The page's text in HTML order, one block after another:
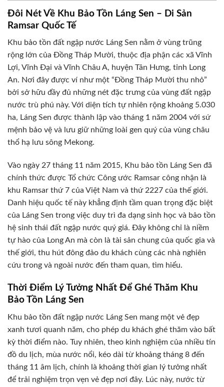
Đôi Nét Về Khu Bảo Tồn Láng Sen – Di Sản
Ramsar Quốc Tế
Khu bảo tồn đất ngập nước Láng Sen nằm ở vùng trũng
rộng lớn của Đồng Tháp Mười, thuộc địa phận các xã Vĩnh
Lợi, Vĩnh Đại và Vĩnh Châu A, huyện Tân Hưng, tỉnh Long
An. Nơi đây được ví như một “Đồng Tháp Mười thu nhỏ”
bởi sở hữu đầy đủ những nét đặc trưng của vùng đất ngập
nước trù phú này. Với diện tích tự nhiên rộng khoảng 5.030
ha, Láng Sen được thành lập vào tháng 1 năm 2004 với sứ
mệnh bảo vệ và lưu giữ những loài gen quý của vùng châu
thổ hạ lưu sông Mekong.
Vào ngày 27 tháng 11 năm 2015, Khu bảo tồn Láng Sen đã
chính thức được Tổ chức Công ước Ramsar công nhận là
khu Ramsar thứ 7 của Việt Nam và thứ 2227 của thế giới.
Danh hiệu quốc tế này khẳng định tầm quan trọng đặc biệt
của Láng Sen trong việc duy trì đa dạng sinh học và bảo tồn
hệ sinh thái đất ngập nước quý giá. Đây không chỉ là niềm
tự hào của Long An mà còn là tài sản chung của quốc gia và
thế giới, thu hút đông đảo du khách cùng các nhà nghiên
cứu trong và ngoài nước đến tham quan, tìm hiểu.
Thời Điểm Lý Tưởng Nhất Để Ghé Thăm Khu
Bảo Tồn Láng Sen
Khu bảo tồn đất ngập nước Láng Sen mang một vẻ đẹp
xanh tươi quanh năm, cho phép du khách ghé thăm vào bất
kỳ thời điểm nào. Tuy nhiên, theo kinh nghiệm của nhiều tín
đồ du lịch, mùa nước nổi, kéo dài từ khoảng tháng 8 đến
tháng 11 âm lịch, chính là khoảng thời gian lý tưởng nhất
để trải nghiệm trọn vẹn vẻ đẹp nơi đây. Lúc này, nước từ